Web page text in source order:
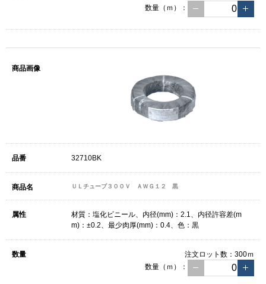
数量（ｍ）：
32710BK
ＵＬチューブ３００Ｖ ＡＷＧ１２ 黒
材質：塩化ビニール、内径(mm)：2.1、内径許容差(m
m)：±0.2、最少肉厚(mm)：0.4、色：黒
注文ロット数： 300ｍ
数量（ｍ）：